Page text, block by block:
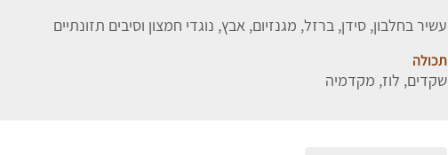
עשיר בחלבון, סידן, ברזל, מגנזיום, אבץ, נוגדי חמצון וסיבים תזונתיים
תכולה
שקדים, לוז, מקדמיה